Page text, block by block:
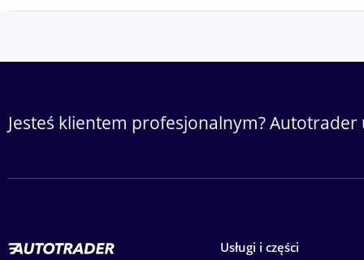
Jesteś klientem profesjonalnym?
Usługi i części